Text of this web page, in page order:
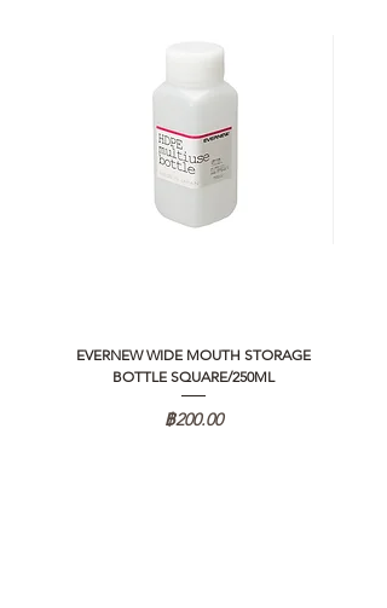
EVERNEW WIDE MOUTH STORAGE
BOTTLE SQUARE/250ML
ราคา
฿200.00